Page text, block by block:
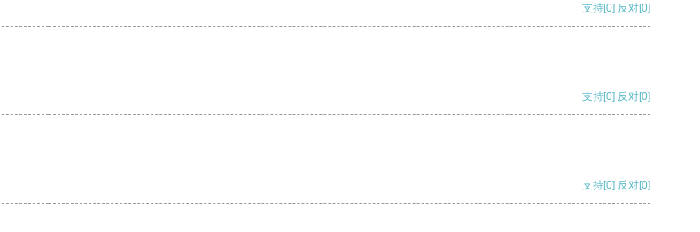
支持[0] 反对[0]
支持[0] 反对[0]
支持[0] 反对[0]